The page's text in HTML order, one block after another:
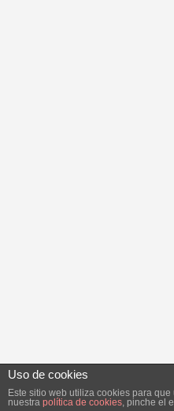
Uso de cookies
Este sitio web utiliza cookies para
nuestra política de cookies, pinche el